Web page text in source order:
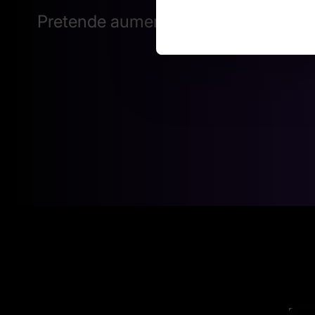
Pretende aumentar a eficiência da